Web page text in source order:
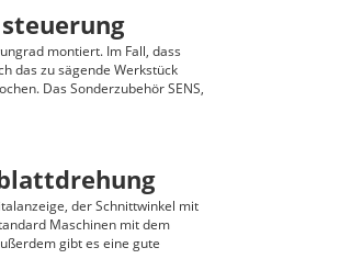
montiert. Im Fall, dass
das zu sägende Werkstück
Das Sonderzubehör SENS,
der Schnittwinkel mit
Maschinen mit dem
gibt es eine gute